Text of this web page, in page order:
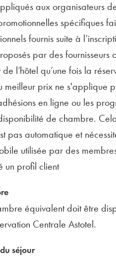
aux organisateurs
spécifiques
fournis suite à
par des
de l’hôtel qu’une fois la
meilleur prix ne s'applique
en ligne ou les
de chambre.
pas automatique et
utilisée par des
un profil client
équivalent doit être
Centrale Astotel.
séjour